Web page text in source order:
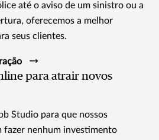
até o aviso de um sinistro ou a
oferecemos a melhor
seus clientes.
para atrair novos
Studio para que nossos
fazer nenhum investimento